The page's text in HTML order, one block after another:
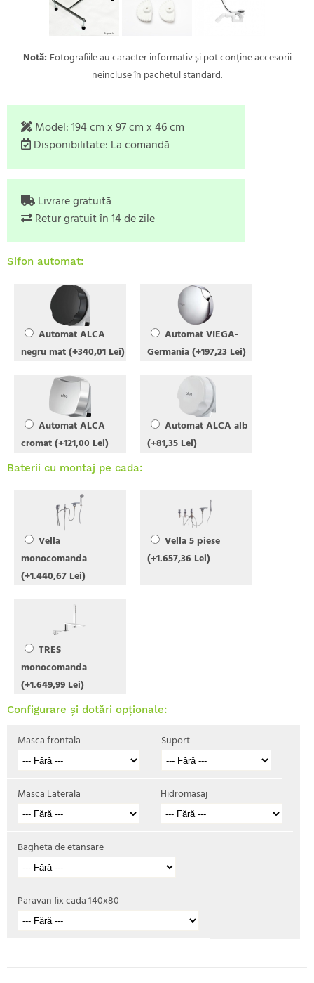
Notă: Fotografiile au caracter informativ și pot conține accesorii
neincluse în pachetul standard.
Model:194 cm x 97 cm x 46 cm
Disponibilitate: La comandă
Livrare gratuită
Retur gratuit în 14 de zile
Sifon automat:
Automat ALCA
negru mat (+340,01 Lei)
Automat VIEGA-
Germania (+197,23 Lei)
Automat ALCA
cromat (+121,00 Lei)
Automat ALCA alb
(+81,35 Lei)
Baterii cu montaj pe cada:
Vella
monocomanda
(+1.440,67 Lei)
Vella 5 piese
(+1.657,36 Lei)
TRES
monocomanda
(+1.649,99 Lei)
Configurare și dotări opționale:
Masca frontala Suport
Masca Laterala Hidromasaj
Bagheta de etansare
Paravan fix cada 140x80